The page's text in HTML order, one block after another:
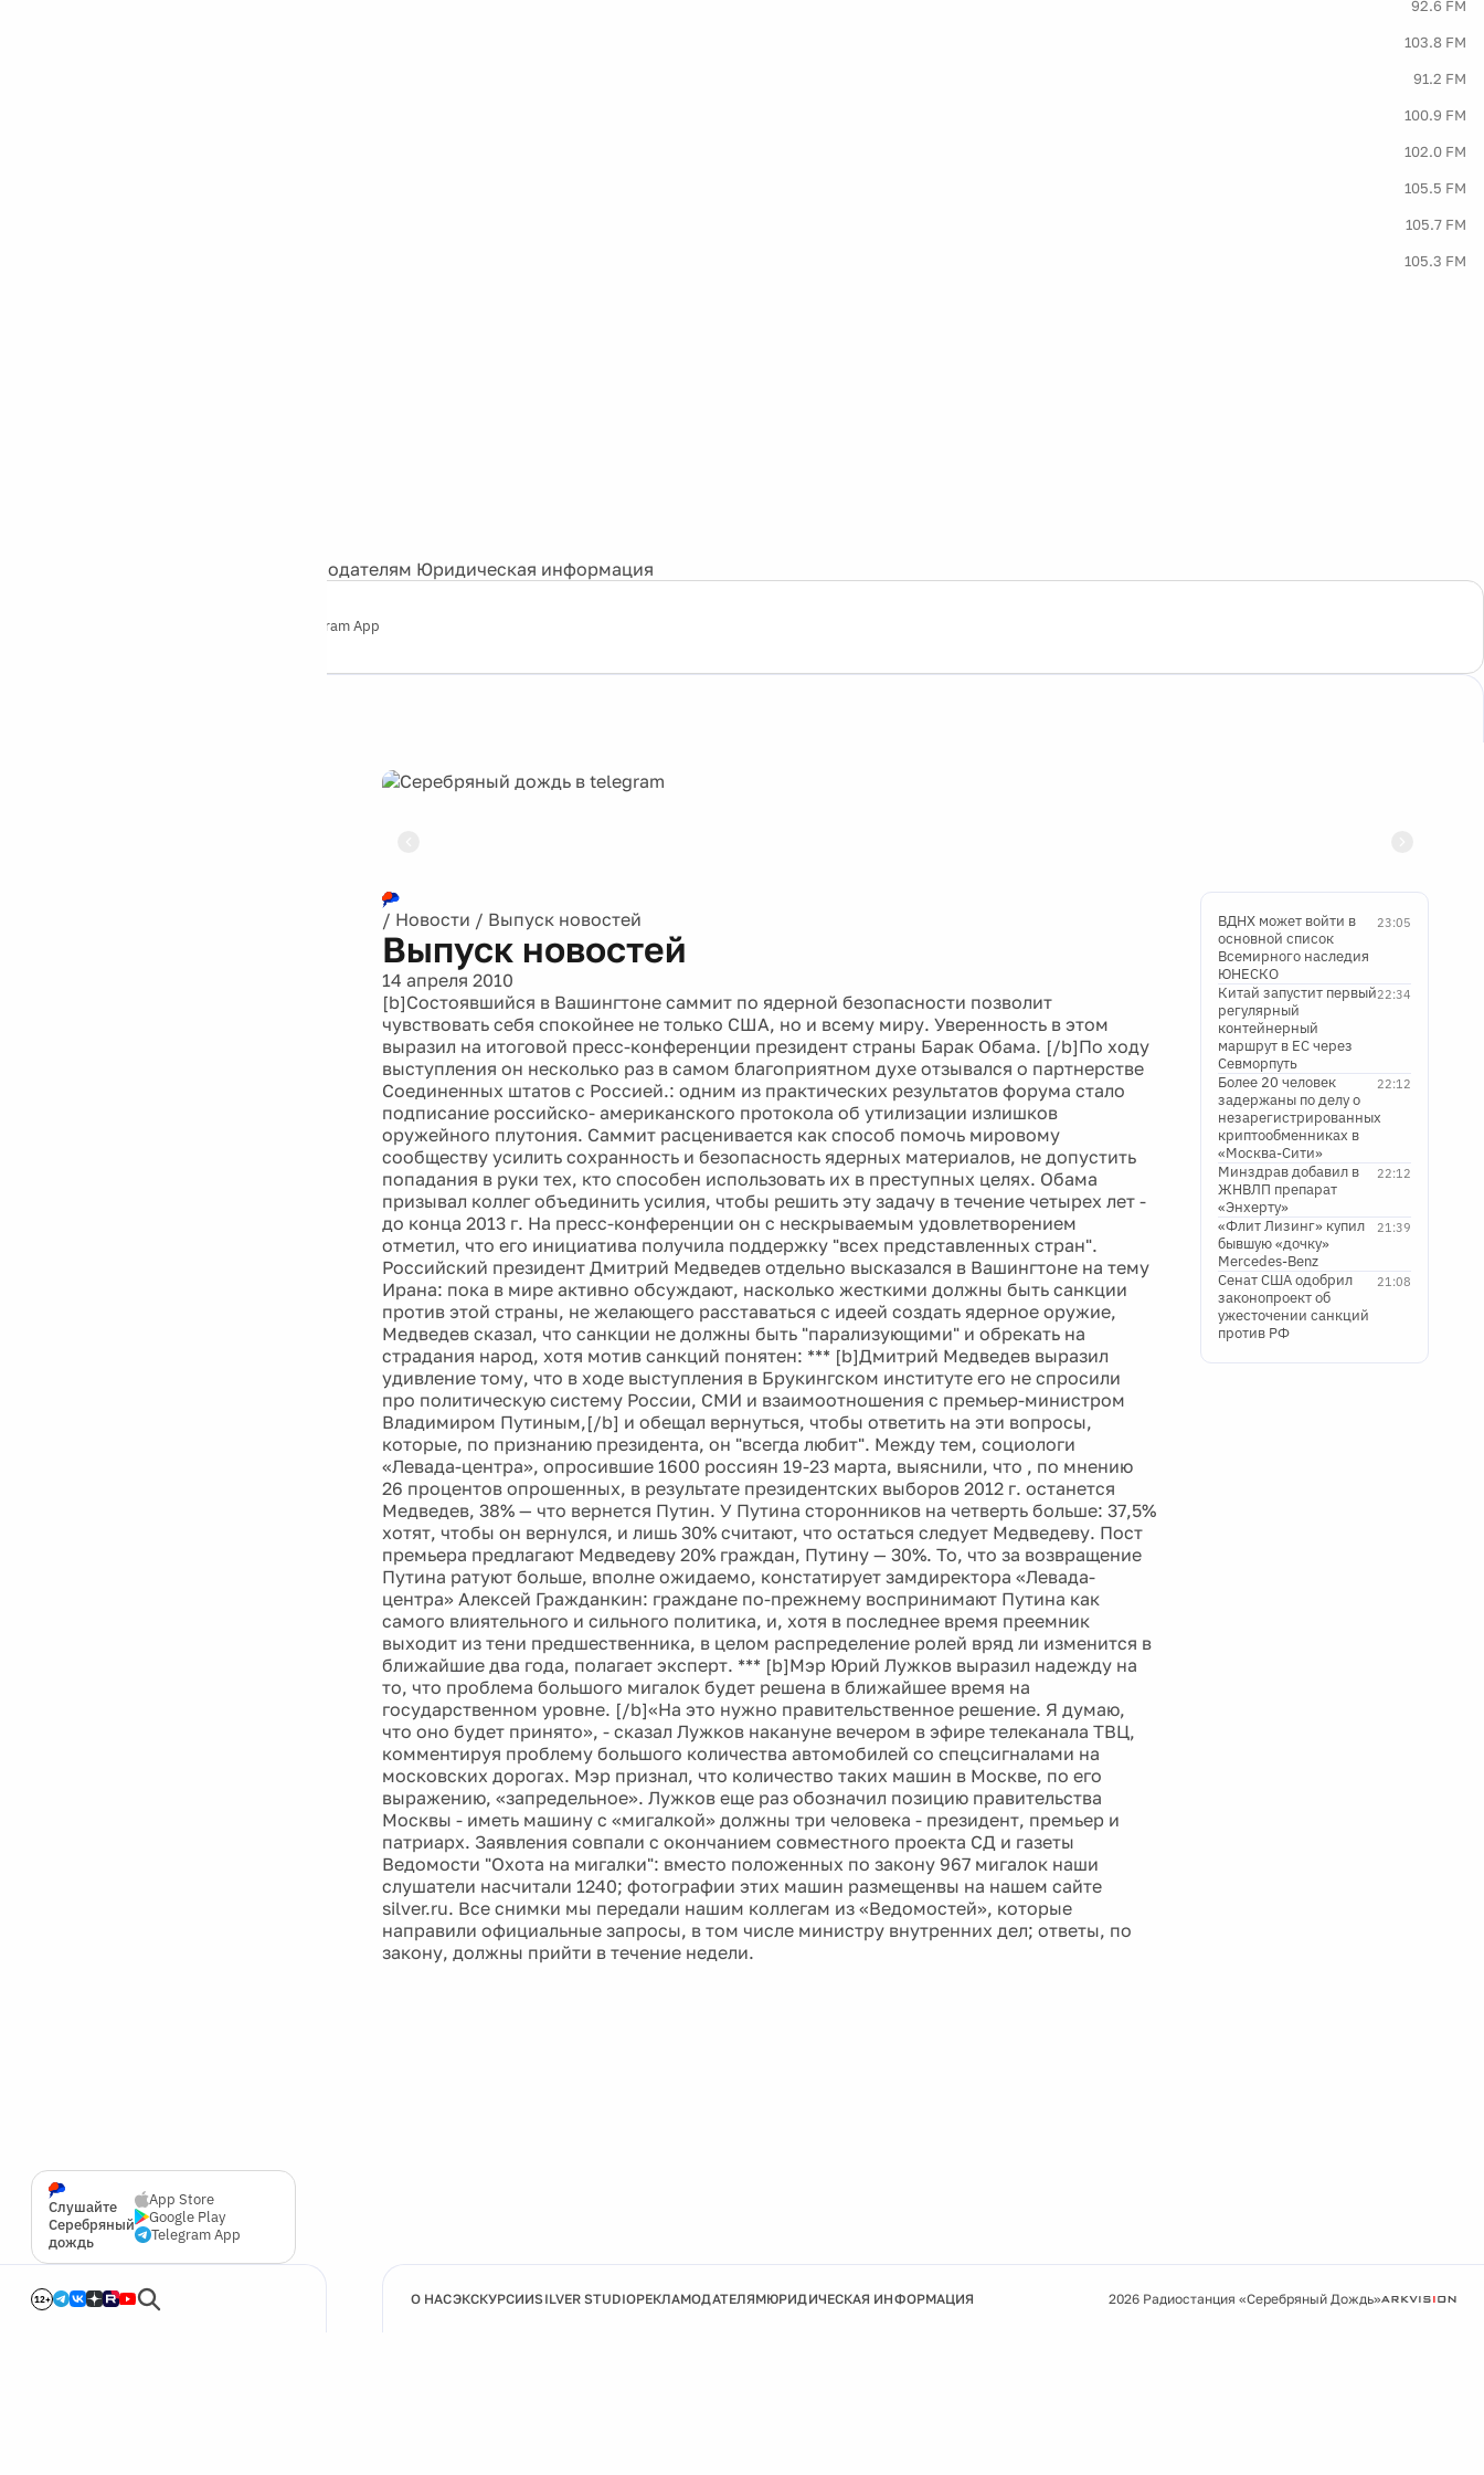
92.6 FM
103.8 FM
91.2 FM
100.9 FM
102.0 FM
105.5 FM
105.7 FM
105.3 FM
Рекламодателям Юридическая информация
Telegram App
Слушайте
Серебряный
дождь
App Store
Google Play
Telegram App
12+
/ Новости / Выпуск новостей
Выпуск новостей
14 апреля 2010
[b]Состоявшийся в Вашингтоне саммит по ядерной безопасности позволит
чувствовать себя спокойнее не только США, но и всему миру. Уверенность в этом
выразил на итоговой пресс-конференции президент страны Барак Обама. [/b]По ходу
выступления он несколько раз в самом благоприятном духе отзывался о партнерстве
Соединенных штатов с Россией.: одним из практических результатов форума стало
подписание российско- американского протокола об утилизации излишков
оружейного плутония. Саммит расценивается как способ помочь мировому
сообществу усилить сохранность и безопасность ядерных материалов, не допустить
попадания в руки тех, кто способен использовать их в преступных целях. Обама
призывал коллег объединить усилия, чтобы решить эту задачу в течение четырех лет -
до конца 2013 г. На пресс-конференции он с нескрываемым удовлетворением
отметил, что его инициатива получила поддержку "всех представленных стран".
Российский президент Дмитрий Медведев отдельно высказался в Вашингтоне на тему
Ирана: пока в мире активно обсуждают, насколько жесткими должны быть санкции
против этой страны, не желающего расставаться с идеей создать ядерное оружие,
Медведев сказал, что санкции не должны быть "парализующими" и обрекать на
страдания народ, хотя мотив санкций понятен: *** [b]Дмитрий Медведев выразил
удивление тому, что в ходе выступления в Брукингском институте его не спросили
про политическую систему России, СМИ и взаимоотношения с премьер-министром
Владимиром Путиным,[/b] и обещал вернуться, чтобы ответить на эти вопросы,
которые, по признанию президента, он "всегда любит". Между тем, социологи
«Левада-центра», опросившие 1600 россиян 19-23 марта, выяснили, что , по мнению
26 процентов опрошенных, в результате президентских выборов 2012 г. останется
Медведев, 38% — что вернется Путин. У Путина сторонников на четверть больше: 37,5%
хотят, чтобы он вернулся, и лишь 30% считают, что остаться следует Медведеву. Пост
премьера предлагают Медведеву 20% граждан, Путину — 30%. То, что за возвращение
Путина ратуют больше, вполне ожидаемо, констатирует замдиректора «Левада-
центра» Алексей Гражданкин: граждане по-прежнему воспринимают Путина как
самого влиятельного и сильного политика, и, хотя в последнее время преемник
выходит из тени предшественника, в целом распределение ролей вряд ли изменится в
ближайшие два года, полагает эксперт. *** [b]Мэр Юрий Лужков выразил надежду на
то, что проблема большого мигалок будет решена в ближайшее время на
государственном уровне. [/b]«На это нужно правительственное решение. Я думаю,
что оно будет принято», - сказал Лужков накануне вечером в эфире телеканала ТВЦ,
комментируя проблему большого количества автомобилей со спецсигналами на
московских дорогах. Мэр признал, что количество таких машин в Москве, по его
выражению, «запредельное». Лужков еще раз обозначил позицию правительства
Москвы - иметь машину с «мигалкой» должны три человека - президент, премьер и
патриарх. Заявления совпали с окончанием совместного проекта СД и газеты
Ведомости "Охота на мигалки": вместо положенных по закону 967 мигалок наши
слушатели насчитали 1240; фотографии этих машин размещенвы на нашем сайте
silver.ru. Все снимки мы передали нашим коллегам из «Ведомостей», которые
направили официальные запросы, в том числе министру внутренних дел; ответы, по
закону, должны прийти в течение недели.
23:05
ВДНХ может войти в
основной список
Всемирного наследия
ЮНЕСКО
22:34
Китай запустит первый
регулярный
контейнерный
маршрут в ЕС через
Севморпуть
22:12
Более 20 человек
задержаны по делу о
незарегистрированных
криптообменниках в
«Москва-Сити»
22:12
Минздрав добавил в
ЖНВЛП препарат
«Энхерту»
21:39
«Флит Лизинг» купил
бывшую «дочку»
Mercedes-Benz
21:08
Сенат США одобрил
законопроект об
ужесточении санкций
против РФ
О НАСЭКСКУРСИИSILVER STUDIOРЕКЛАМОДАТЕЛЯМЮРИДИЧЕСКАЯ ИНФОРМАЦИЯ 2026 Радиостанция «Серебряный Дождь»